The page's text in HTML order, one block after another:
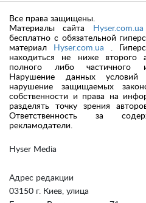
Hyser Media
Адрес редакции
03150 г. Киев, улица
Все права защищены.
Материалы сайта
Hyser.com.ua
бесплатно с обязательной
материал
Hyser.com.ua .
находиться не ниже второго
полного либо частичного
Нарушение данных условий
нарушение защищаемых
собственности и права на
разделять точку зрения
Ответственность за
рекламодатели.